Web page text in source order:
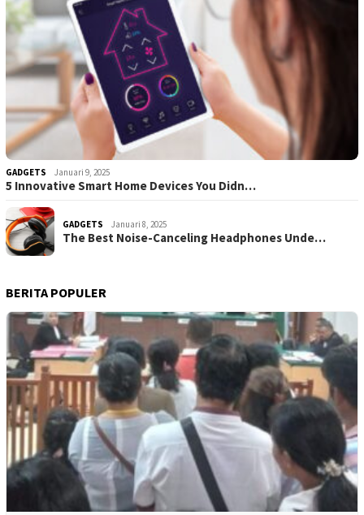
GADGETS Januari 9, 2025
5 Innovative Smart Home Devices You Didn…
GADGETS Januari 8, 2025
The Best Noise-Canceling Headphones Unde…
BERITA POPULER